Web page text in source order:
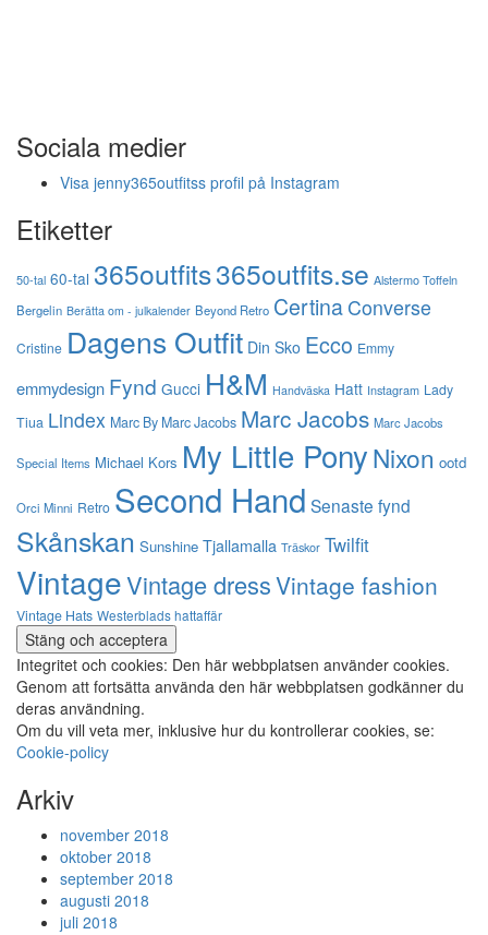
Sociala medier
Visa jenny365outfitss profil på Instagram
Etiketter
50-tal 60-tal 365outfits365outfits.se Alstermo Toffeln
Bergelin Berätta om - julkalender Beyond Retro CertinaConverse
Cristine Dagens Outfit Din Sko Ecco Emmy
emmydesign Fynd Gucci H&M Handväska Hatt Instagram Lady
Tiua Lindex Marc By Marc Jacobs Marc Jacobs Marc Jacobs
Special Items Michael Kors My Little PonyNixon ootd
Orci Minni Retro Second Hand Senaste fynd
Skånskan Sunshine Tjallamalla Träskor Twilfit
VintageVintage dressVintage fashion
Vintage Hats Westerblads hattaffär
Integritet och cookies: Den här webbplatsen använder cookies.
Genom att fortsätta använda den här webbplatsen godkänner du
deras användning.
Om du vill veta mer, inklusive hur du kontrollerar cookies, se:
Cookie-policy
Arkiv
november 2018
oktober 2018
september 2018
augusti 2018
juli 2018